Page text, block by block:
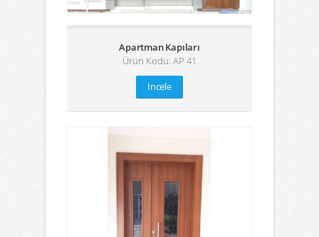
Apartman Kapıları
Ürün Kodu: AP 41
İncele